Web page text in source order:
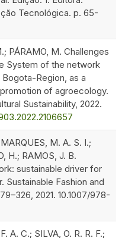
Tecnológica. p. 65-
PÁRAMO, M. Challenges
System of the network
Region, as a
of agroecology.
Sustainability, 2022.
M. A. S. I.;
H.; RAMOS, J. B.
sustainable driver for
Fashion and
2021. 10.1007/978-
A. C.; SILVA, O. R. R. F.;